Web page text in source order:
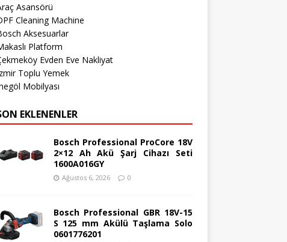
Asansörü
Cleaning Machine
Aksesuarlar
Platform
Evden Eve Nakliyat
Toplu Yemek
Mobilyası
EKLENENLER
Bosch Professional ProCore 18V
2×12 Ah Akü Şarj Cihazı Seti
1600A016GY
Ağustos 6, 2026 0
Bosch Professional GBR 18V-15
S 125 mm Akülü Taşlama Solo
0601776201